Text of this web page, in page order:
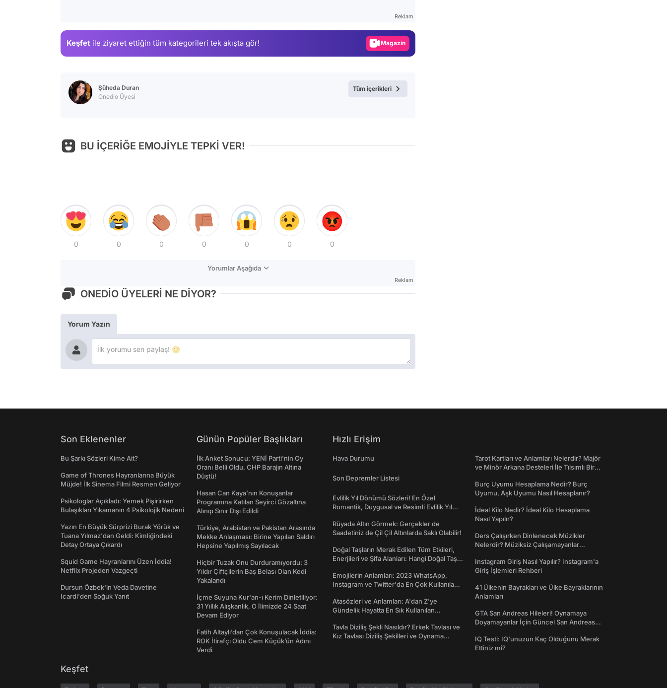
Reklam
Keşfet ile ziyaret ettiğin tüm kategorileri tek akışta gör! Magazin
Şüheda Duran
Onedio Üyesi
Tüm içerikleri
BU İÇERİĞE EMOJİYLE TEPKİ VER!
0 0 0 0 0 0 0
Yorumlar Aşağıda
Reklam
ONEDİO ÜYELERİ NE DİYOR?
Yorum Yazın
Son Eklenenler
Bu Şarkı Sözleri Kime Ait?
Game of Thrones Hayranlarına Büyük
Müjde! İlk Sinema Filmi Resmen Geliyor
Psikologlar Açıkladı: Yemek Pişirirken
Bulaşıkları Yıkamanın 4 Psikolojik Nedeni
Yazın En Büyük Sürprizi Burak Yörük ve
Tuana Yılmaz'dan Geldi: Kimliğindeki
Detay Ortaya Çıkardı
Squid Game Hayranlarını Üzen İddia!
Netflix Projeden Vazgeçti
Dursun Özbek'in Veda Davetine
Icardi'den Soğuk Yanıt
Günün Popüler Başlıkları
İlk Anket Sonucu: YENİ Parti'nin Oy
Oranı Belli Oldu, CHP Barajın Altına
Düştü!
Hasan Can Kaya’nın Konuşanlar
Programına Katılan Seyirci Gözaltına
Alınıp Sınır Dışı Edildi
Türkiye, Arabistan ve Pakistan Arasında
Mekke Anlaşması: Birine Yapılan Saldırı
Hepsine Yapılmış Sayılacak
Hiçbir Tuzak Onu Durduramıyordu: 3
Yıldır Çiftçilerin Baş Belası Olan Kedi
Yakalandı
İçme Suyuna Kur'an-ı Kerim Dinletiliyor:
31 Yıllık Alışkanlık, O İlimizde 24 Saat
Devam Ediyor
Fatih Altaylı’dan Çok Konuşulacak İddia:
ROK İtirafçı Oldu Cem Küçük’ün Adını
Verdi
Hızlı Erişim
Hava Durumu
Son Depremler Listesi
Evlilik Yıl Dönümü Sözleri! En Özel
Romantik, Duygusal ve Resimli Evlilik Yıl
Rüyada Altın Görmek: Gerçekler de
Saadetiniz de Çil Çil Altınlarda Saklı Olabilir!
Doğal Taşların Merak Edilen Tüm Etkileri,
Enerjileri ve Şifa Alanları: Hangi Doğal Taş
Emojilerin Anlamları: 2023 WhatsApp,
Instagram ve Twitter'da En Çok Kullanılan
Atasözleri ve Anlamları: A'dan Z'ye
Gündelik Hayatta En Sık Kullanılan
Tavla Diziliş Şekli Nasıldır? Erkek Tavlası ve
Kız Tavlası Diziliş Şekilleri ve Oynama
Tarot Kartları ve Anlamları Nelerdir? Majör
ve Minör Arkana Desteleri İle Tılsımlı Bir
Burç Uyumu Hesaplama Nedir? Burç
Uyumu, Aşk Uyumu Nasıl Hesaplanır?
İdeal Kilo Nedir? İdeal Kilo Hesaplama
Nasıl Yapılır?
Ders Çalışırken Dinlenecek Müzikler
Nelerdir? Müziksiz Çalışamayanlar
Instagram Giriş Nasıl Yapılır? Instagram'a
Giriş İşlemleri Rehberi
41 Ülkenin Bayrakları ve Ülke Bayraklarının
Anlamları
GTA San Andreas Hileleri! Oynamaya
Doyamayanlar İçin Güncel San Andreas
IQ Testi: IQ'unuzun Kaç Olduğunu Merak
Ettiniz mi?
Keşfet